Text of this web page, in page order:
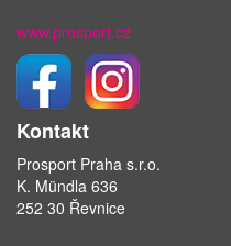
www.prosport.cz
Kontakt
Prosport Praha s.r.o.
K. Mündla 636
252 30 Řevnice